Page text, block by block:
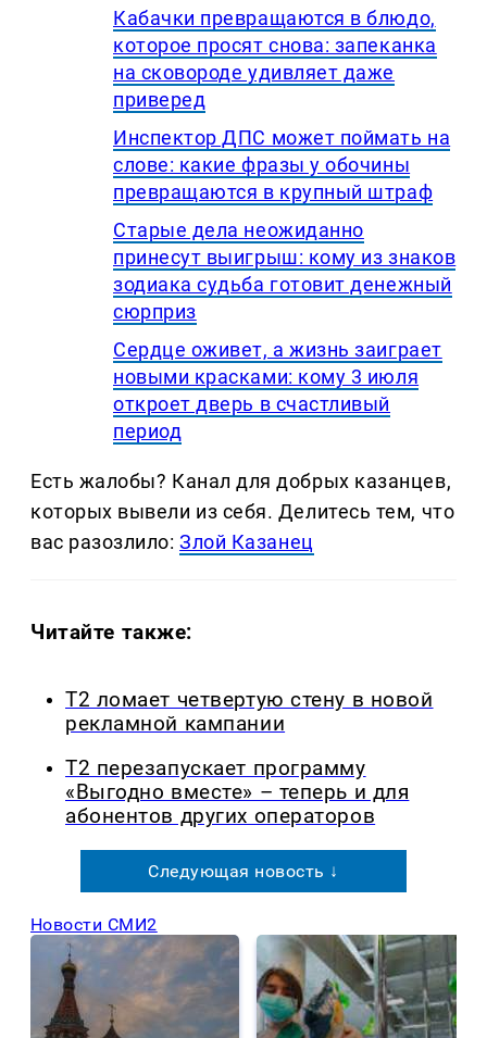
Кабачки превращаются в блюдо,
которое просят снова: запеканка
на сковороде удивляет даже
приверед
Инспектор ДПС может поймать на
слове: какие фразы у обочины
превращаются в крупный штраф
Старые дела неожиданно
принесут выигрыш: кому из знаков
зодиака судьба готовит денежный
сюрприз
Сердце оживет, а жизнь заиграет
новыми красками: кому 3 июля
откроет дверь в счастливый
период
Есть жалобы? Канал для добрых казанцев,
которых вывели из себя. Делитеcь тем, что
вас разозлило:Злой Казанец
Читайте также:
Т2 ломает четвертую стену в новой
рекламной кампании
Т2 перезапускает программу
«Выгодно вместе» – теперь и для
абонентов других операторов
Следующая новость ↓
Новости СМИ2